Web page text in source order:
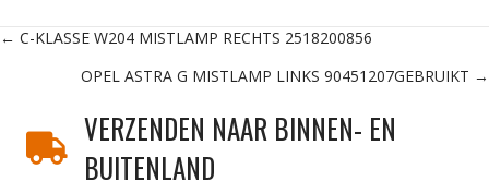
Posts
navigation
← C-KLASSE W204 MISTLAMP RECHTS 2518200856
OPEL ASTRA G MISTLAMP LINKS 90451207GEBRUIKT →
VERZENDEN NAAR BINNEN- EN
BUITENLAND